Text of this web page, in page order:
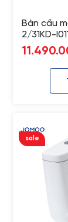
Bàn cầu
2/31KD-I011
sale